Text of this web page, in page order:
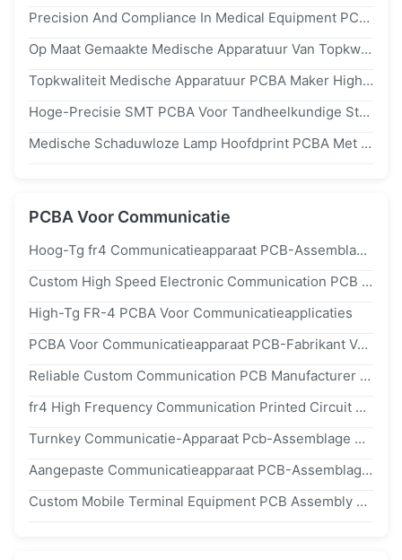
Precision And Compliance In Medical Equipment PCBA Productie Snelle Beurt PCBA
Op Maat Gemaakte Medische Apparatuur Van Topkwaliteit PCBA-Fabrikant SMT Van MRI-Machines CT-Scanners
Topkwaliteit Medische Apparatuur PCBA Maker High-Performance Circuit Manufacturing iso13485
Hoge-Precisie SMT PCBA Voor Tandheelkundige Stoelen In Medische Hulpmiddelen PCBA Fast Turn Manufacturing
Medische Schaduwloze Lamp Hoofdprint PCBA Met CE/FDA-Conforme 4-8 Laags PCB-Printplaat Voor OK-Verlichting
PCBA Voor Communicatie
Hoog-Tg fr4 Communicatieapparaat PCB-Assemblage Ondersteuning Vinnige PCB-Productie En SMT-Assembly Functionele Testen
Custom High Speed Electronic Communication PCB Circuit Board PCB Assembly Partner
High-Tg FR-4 PCBA Voor Communicatieapplicaties
PCBA Voor Communicatieapparaat PCB-Fabrikant Van Snelle Prototype Tot Massaproductie
Reliable Custom Communication PCB Manufacturer From Prototype To Mass Production
fr4 High Frequency Communication Printed Circuit Boards With Full-Turnkey Assembly Service
Turnkey Communicatie-Apparaat Pcb-Assemblage Met Snelle Prototyping Iso Gecertificeerde Pcba-Fabriek
Aangepaste Communicatieapparaat PCB-Assemblage Van Fabrikant Van Telecom- En Netwerk-PCBA's
Custom Mobile Terminal Equipment PCB Assembly Fast Turn PCBA Manufacturer Voor Mobiele Telefoon